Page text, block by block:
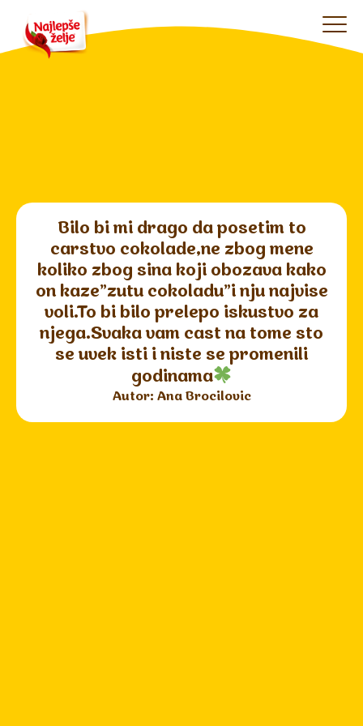
Bilo bi mi drago da posetim to
carstvo cokolade,ne zbog mene
koliko zbog sina koji obozava kako
on kaze"zutu cokoladu"i nju najvise
voli.To bi bilo prelepo iskustvo za
njega.Svaka vam cast na tome sto
se uvek isti i niste se promenili
godinama
Autor: Ana Brocilovic